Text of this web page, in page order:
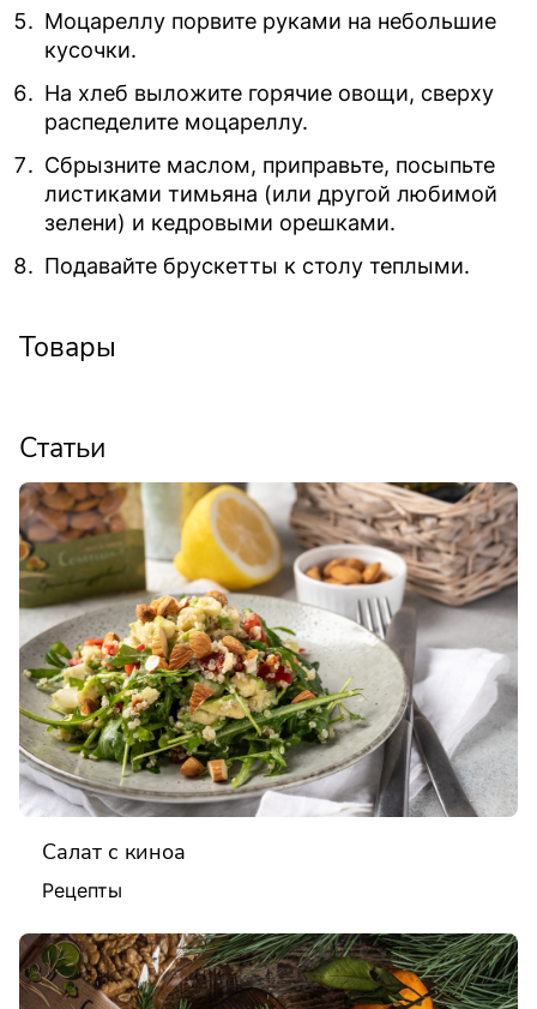
Моцареллу порвите руками на небольшие
кусочки.
На хлеб выложите горячие овощи, сверху
распеделите моцареллу.
Сбрызните маслом, приправьте, посыпьте
листиками тимьяна (или другой любимой
зелени) и кедровыми орешками.
Подавайте брускетты к столу теплыми.
Товары
Статьи
Салат с киноа
Рецепты